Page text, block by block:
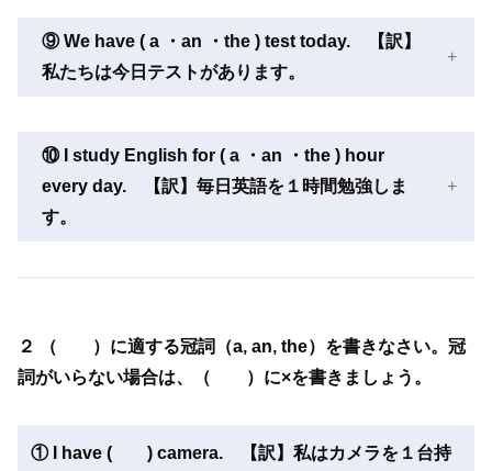
⑨ We have ( a ・an ・the ) test today. 【訳】
私たちは今日テストがあります。
⑩ I study English for ( a ・an ・the ) hour
every day. 【訳】毎日英語を１時間勉強しま
す。
２ （ ）に適する冠詞（a, an, the）を書きなさい。冠
詞がいらない場合は、（ ）に×を書きましょう。
①
I have ( ) camera. 【訳】私はカメラを１台持